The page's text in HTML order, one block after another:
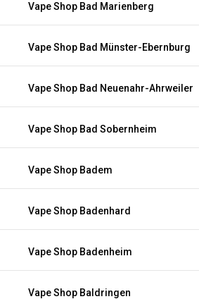
Vape Shop Bad Marienberg
Vape Shop Bad Münster-Ebernburg
Vape Shop Bad Neuenahr-Ahrweiler
Vape Shop Bad Sobernheim
Vape Shop Badem
Vape Shop Badenhard
Vape Shop Badenheim
Vape Shop Baldringen